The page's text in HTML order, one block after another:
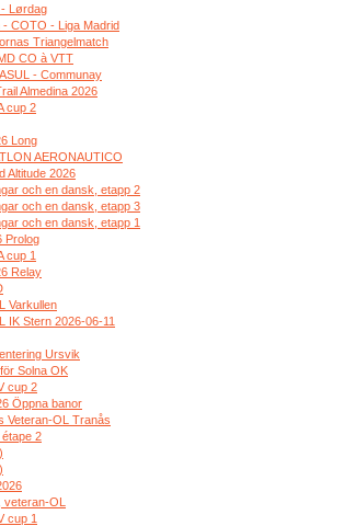
- Lørdag
- COTO - Liga Madrid
Triangelmatch
CO à VTT
- Communay
Almedina 2026
cup 2
Long
AERONAUTICO
Altitude 2026
och en dansk, etapp 2
och en dansk, etapp 3
och en dansk, etapp 1
Prolog
cup 1
Relay
Varkullen
IK Stern 2026-06-11
Ursvik
Solna OK
cup 2
Öppna banor
Veteran-OL Tranås
2
veteran-OL
cup 1